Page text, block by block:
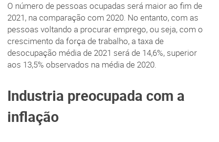
O número de pessoas ocupadas será maior ao fim de
2021, na comparação com 2020. No entanto, com as
pessoas voltando a procurar emprego, ou seja, com o
crescimento da força de trabalho, a taxa de
desocupação média de 2021 será de 14,6%, superior
aos 13,5% observados na média de 2020.
Industria preocupada com a
inflação